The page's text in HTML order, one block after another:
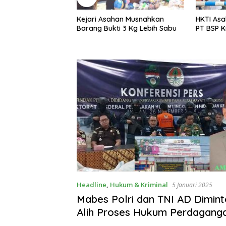
HKTI Asahan Geruduk Kantor
PT BSP Kisaran
Headline, Hukum & Kriminal 5 Januari 2025
Mabes Polri dan TNI AD
Alih Proses Hukum